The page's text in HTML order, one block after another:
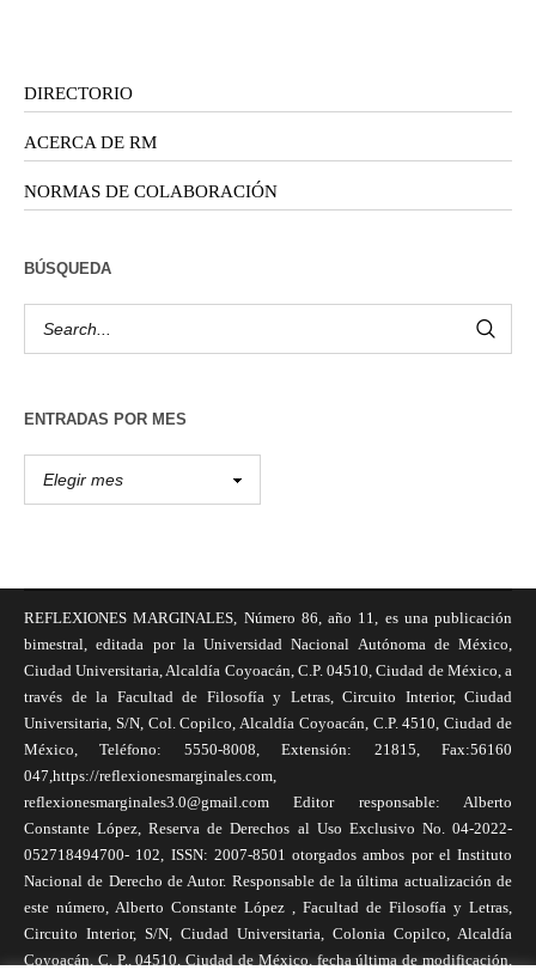
DIRECTORIO
ACERCA DE RM
NORMAS DE COLABORACIÓN
BÚSQUEDA
ENTRADAS POR MES
REFLEXIONES MARGINALES, Número 86, año 11, es una publicación
bimestral, editada por la Universidad Nacional Autónoma de México,
Ciudad Universitaria, Alcaldía Coyoacán, C.P. 04510, Ciudad de México, a
través de la Facultad de Filosofía y Letras, Circuito Interior, Ciudad
Universitaria, S/N, Col. Copilco, Alcaldía Coyoacán, C.P. 4510, Ciudad de
México, Teléfono: 5550-8008, Extensión: 21815, Fax:56160
047,https://reflexionesmarginales.com,
reflexionesmarginales3.0@gmail.com Editor responsable: Alberto
Constante López, Reserva de Derechos al Uso Exclusivo No. 04-2022-
052718494700- 102, ISSN: 2007-8501 otorgados ambos por el Instituto
Nacional de Derecho de Autor. Responsable de la última actualización de
este número, Alberto Constante López , Facultad de Filosofía y Letras,
Circuito Interior, S/N, Ciudad Universitaria, Colonia Copilco, Alcaldía
Coyoacán, C. P., 04510, Ciudad de México, fecha última de modificación,